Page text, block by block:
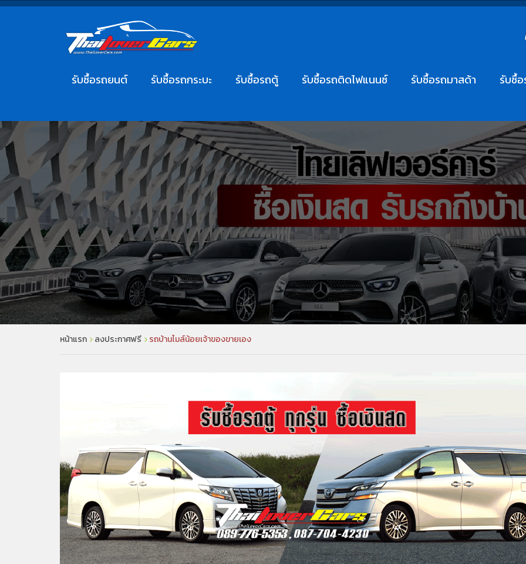
รับซื้อรถยนต์ รับซื้อรถกระบะ รับซื้อรถตู้ รับซื้อรถติดไฟแนนซ์ รับซื้อรถมาสด้า รับซื้
หน้าแรก ลงประกาศฟรี รถบ้านไมล์น้อยเจ้าของขายเอง